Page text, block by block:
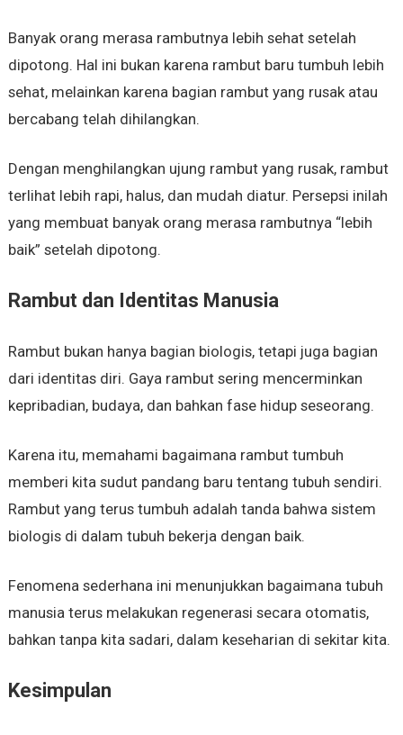
Banyak orang merasa rambutnya lebih sehat setelah
dipotong. Hal ini bukan karena rambut baru tumbuh lebih
sehat, melainkan karena bagian rambut yang rusak atau
bercabang telah dihilangkan.
Dengan menghilangkan ujung rambut yang rusak, rambut
terlihat lebih rapi, halus, dan mudah diatur. Persepsi inilah
yang membuat banyak orang merasa rambutnya “lebih
baik” setelah dipotong.
Rambut dan Identitas Manusia
Rambut bukan hanya bagian biologis, tetapi juga bagian
dari identitas diri. Gaya rambut sering mencerminkan
kepribadian, budaya, dan bahkan fase hidup seseorang.
Karena itu, memahami bagaimana rambut tumbuh
memberi kita sudut pandang baru tentang tubuh sendiri.
Rambut yang terus tumbuh adalah tanda bahwa sistem
biologis di dalam tubuh bekerja dengan baik.
Fenomena sederhana ini menunjukkan bagaimana tubuh
manusia terus melakukan regenerasi secara otomatis,
bahkan tanpa kita sadari, dalam keseharian di sekitar kita.
Kesimpulan